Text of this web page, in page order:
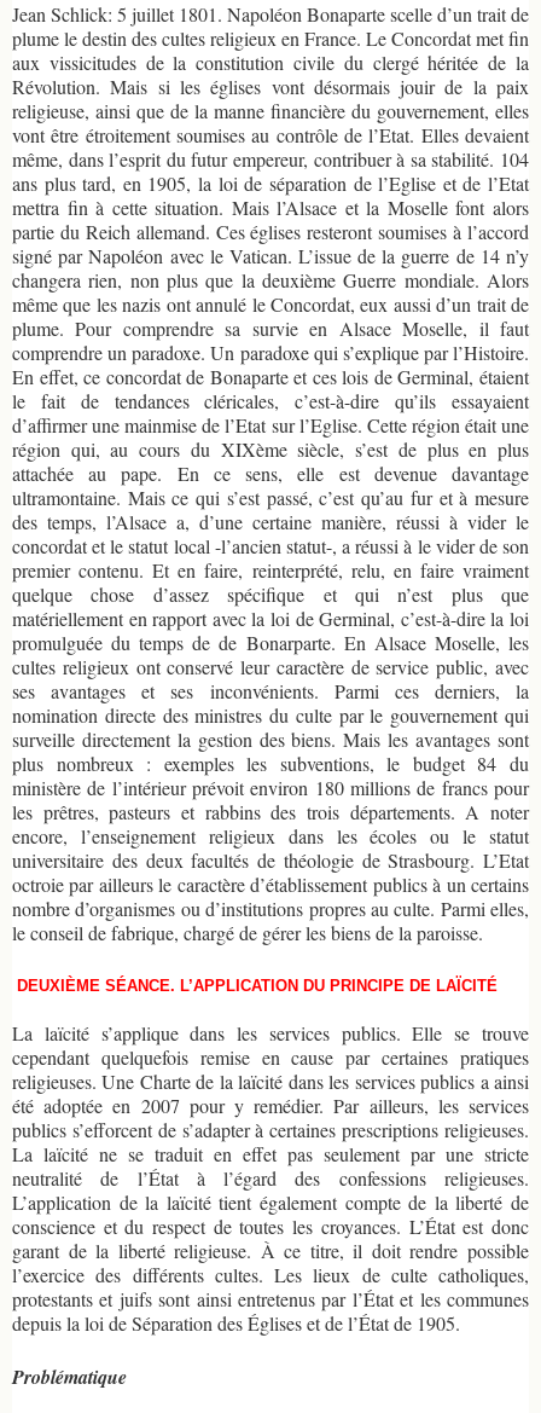
Jean Schlick: 5 juillet 1801. Napoléon Bonaparte scelle d’un trait de
plume le destin des cultes religieux en France. Le Concordat met fin
aux vissicitudes de la constitution civile du clergé héritée de la
Révolution. Mais si les églises vont désormais jouir de la paix
religieuse, ainsi que de la manne financière du gouvernement, elles
vont être étroitement soumises au contrôle de l’Etat. Elles devaient
même, dans l’esprit du futur empereur, contribuer à sa stabilité. 104
ans plus tard, en 1905, la loi de séparation de l’Eglise et de l’Etat
mettra fin à cette situation. Mais l’Alsace et la Moselle font alors
partie du Reich allemand. Ces églises resteront soumises à l’accord
signé par Napoléon avec le Vatican. L’issue de la guerre de 14 n’y
changera rien, non plus que la deuxième Guerre mondiale. Alors
même que les nazis ont annulé le Concordat, eux aussi d’un trait de
plume. Pour comprendre sa survie en Alsace Moselle, il faut
comprendre un paradoxe. Un paradoxe qui s’explique par l’Histoire.
En effet, ce concordat de Bonaparte et ces lois de Germinal, étaient
le fait de tendances cléricales, c’est-à-dire qu’ils essayaient
d’affirmer une mainmise de l’Etat sur l’Eglise. Cette région était une
région qui, au cours du XIXème siècle, s’est de plus en plus
attachée au pape. En ce sens, elle est devenue davantage
ultramontaine. Mais ce qui s’est passé, c’est qu’au fur et à mesure
des temps, l’Alsace a, d’une certaine manière, réussi à vider le
concordat et le statut local -l’ancien statut-, a réussi à le vider de son
premier contenu. Et en faire, reinterprété, relu, en faire vraiment
quelque chose d’assez spécifique et qui n’est plus que
matériellement en rapport avec la loi de Germinal, c’est-à-dire la loi
promulguée du temps de de Bonarparte. En Alsace Moselle, les
cultes religieux ont conservé leur caractère de service public, avec
ses avantages et ses inconvénients. Parmi ces derniers, la
nomination directe des ministres du culte par le gouvernement qui
surveille directement la gestion des biens. Mais les avantages sont
plus nombreux : exemples les subventions, le budget 84 du
ministère de l’intérieur prévoit environ 180 millions de francs pour
les prêtres, pasteurs et rabbins des trois départements. A noter
encore, l’enseignement religieux dans les écoles ou le statut
universitaire des deux facultés de théologie de Strasbourg. L’Etat
octroie par ailleurs le caractère d’établissement publics à un certains
nombre d’organismes ou d’institutions propres au culte. Parmi elles,
le conseil de fabrique, chargé de gérer les biens de la paroisse.
DEUXIÈME SÉANCE. L’APPLICATION DU PRINCIPE DE LAÏCITÉ
La laïcité s’applique dans les services publics. Elle se trouve
cependant quelquefois remise en cause par certaines pratiques
religieuses. Une Charte de la laïcité dans les services publics a ainsi
été adoptée en 2007 pour y remédier. Par ailleurs, les services
publics s’efforcent de s’adapter à certaines prescriptions religieuses.
La laïcité ne se traduit en effet pas seulement par une stricte
neutralité de l’État à l’égard des confessions religieuses.
L’application de la laïcité tient également compte de la liberté de
conscience et du respect de toutes les croyances. L’État est donc
garant de la liberté religieuse. À ce titre, il doit rendre possible
l’exercice des différents cultes. Les lieux de culte catholiques,
protestants et juifs sont ainsi entretenus par l’État et les communes
depuis la loi de Séparation des Églises et de l’État de 1905.
Problématique